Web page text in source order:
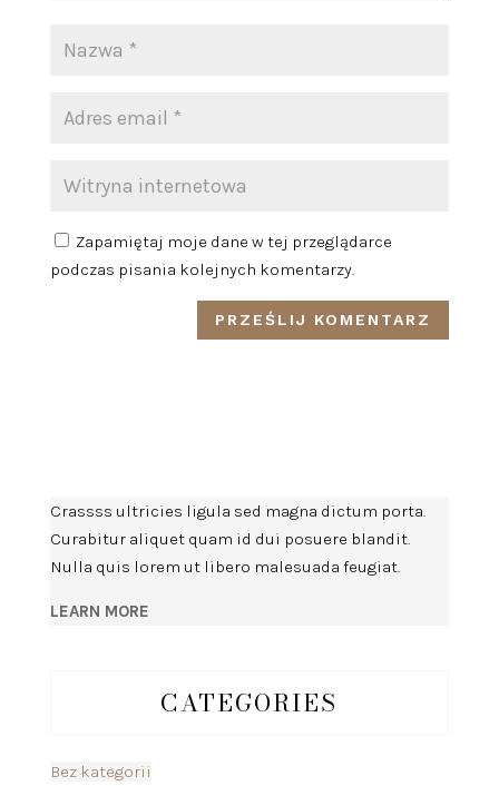
Zapamiętaj moje dane w tej przeglądarce
podczas pisania kolejnych komentarzy.
Crassss ultricies ligula sed magna dictum porta.
Curabitur aliquet quam id dui posuere blandit.
Nulla quis lorem ut libero malesuada feugiat.
LEARN MORE
CATEGORIES
Bez kategorii